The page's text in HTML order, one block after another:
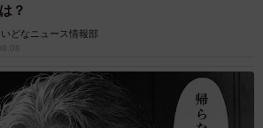
の夢を打ち明けます。しかし、冷静
理じゃと思うよ。おめえ頭悪いし」
いていなかったため、成績は悪かっ
？
いどなニュース情報部